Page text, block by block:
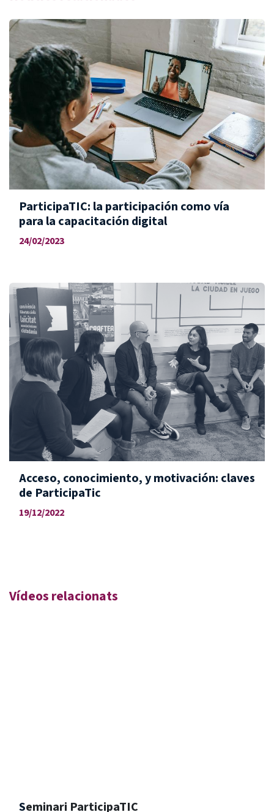
ParticipaTIC: la participación como vía
para la capacitación digital
24/02/2023
Acceso, conocimiento, y motivación: claves
de ParticipaTic
19/12/2022
Vídeos relacionats
​Seminari ParticipaTIC